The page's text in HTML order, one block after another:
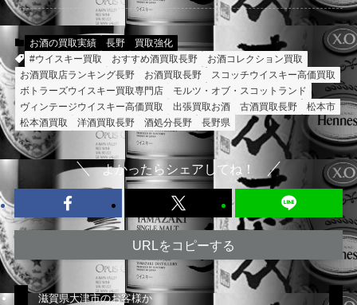
お酒の買取実績 長野
買取強化
#ウイスキー買取
おすすめ酒買取長野
お酒コレクション買取
お酒買取店ランキング長野
お酒買取長野
スコッチウイスキー高価買取
ボトラーズウイスキー買取専門店
モルツ・オブ・スコットランド
ヴィンテージウイスキー高価買取
出張買取お酒 古酒買取長野
松本市
松本酒買取
洋酒買取長野 酒処分長野 長野県
よかったらシェアしてね！
URLをコピーする
滋賀県大津市のお客様か